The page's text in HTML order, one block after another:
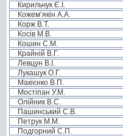
Кирильчук Є.І.
Кожем’якін А.А.
Корж В.Т.
Косів М.В.
Кошин С.М.
Крайній В.Г.
Левцун В.І.
Лукашук О.Г.
Макієнко В.П.
Мостіпан У.М.
Олійник В.С.
Пашинський С.В.
Петрук М.М.
Подгорний С.П.